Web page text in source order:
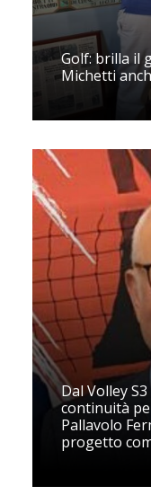
Golf: brilla il
Michetti
Dal Volley
continuità
Pallavolo
progetto